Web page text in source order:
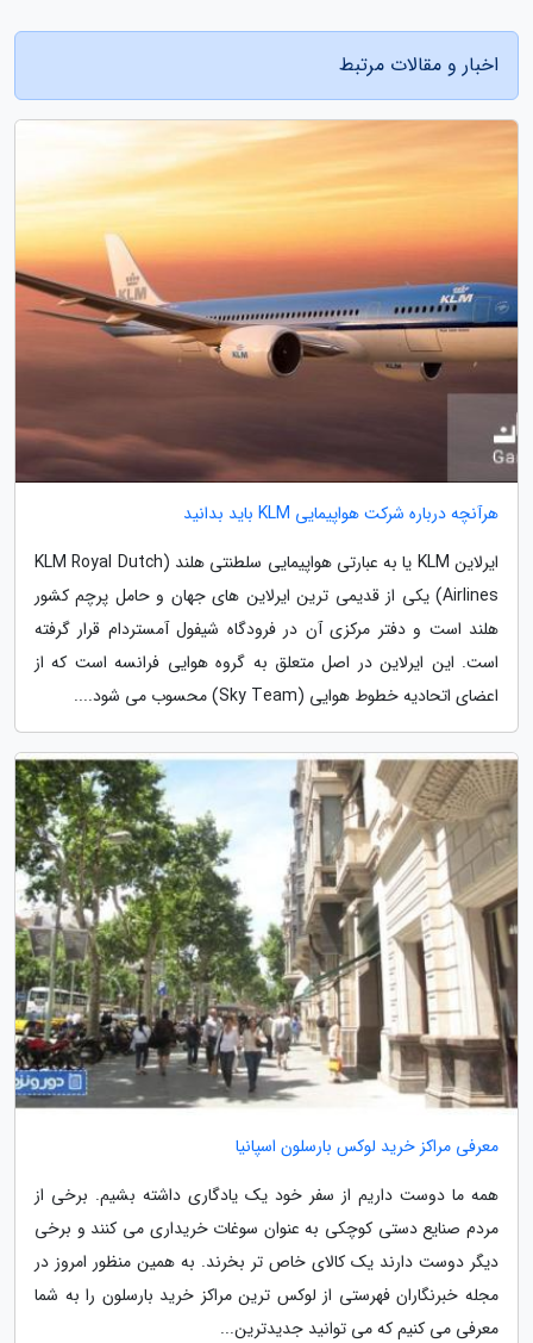
اخبار و مقالات مرتبط
هرآنچه درباره شرکت هواپیمایی KLM باید بدانید
ایرلاین KLM یا به عبارتی هواپیمایی سلطنتی هلند (KLM Royal Dutch
Airlines) یکی از قدیمی ترین ایرلاین های جهان و حامل پرچم کشور
هلند است و دفتر مرکزی آن در فرودگاه شیفول آمستردام قرار گرفته
است. این ایرلاین در اصل متعلق به گروه هوایی فرانسه است که از
اعضای اتحادیه خطوط هوایی (Sky Team) محسوب می شود....
معرفی مراکز خرید لوکس بارسلون اسپانیا
همه ما دوست داریم از سفر خود یک یادگاری داشته بشیم. برخی از
مردم صنایع دستی کوچکی به عنوان سوغات خریداری می کنند و برخی
دیگر دوست دارند یک کالای خاص تر بخرند. به همین منظور امروز در
مجله خبرنگاران فهرستی از لوکس ترین مراکز خرید بارسلون را به شما
معرفی می کنیم که می توانید جدیدترین...